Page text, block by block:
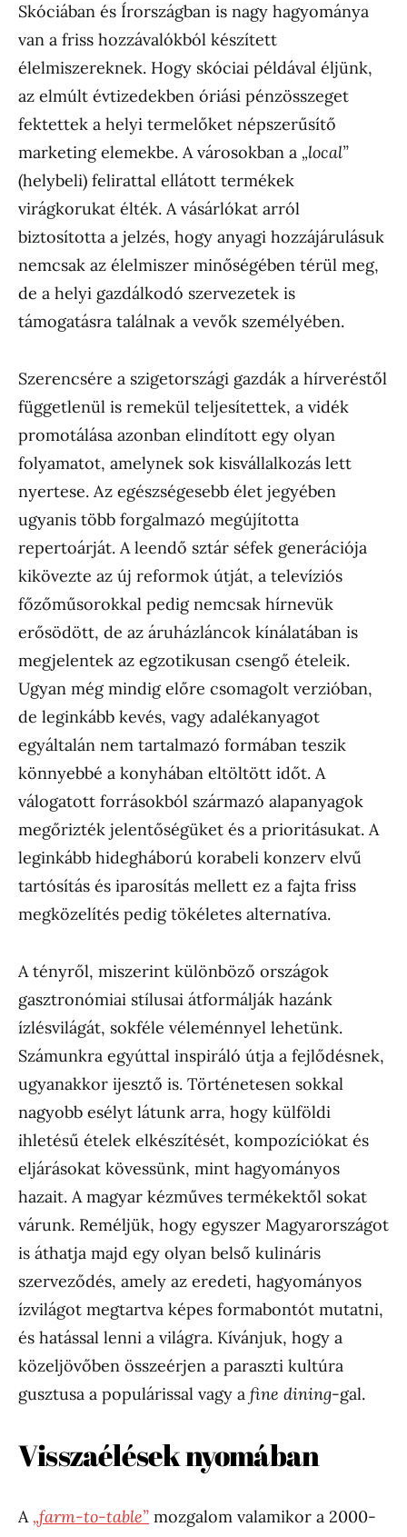
Skóciában és Írországban is nagy hagyománya
van a friss hozzávalókból készített
élelmiszereknek. Hogy skóciai példával éljünk,
az elmúlt évtizedekben óriási pénzösszeget
fektettek a helyi termelőket népszerűsítő
marketing elemekbe. A városokban a „local”
(helybeli) felirattal ellátott termékek
virágkorukat élték. A vásárlókat arról
biztosította a jelzés, hogy anyagi hozzájárulásuk
nemcsak az élelmiszer minőségében térül meg,
de a helyi gazdálkodó szervezetek is
támogatásra találnak a vevők személyében.
Szerencsére a szigetországi gazdák a hírveréstől
függetlenül is remekül teljesítettek, a vidék
promotálása azonban elindított egy olyan
folyamatot, amelynek sok kisvállalkozás lett
nyertese. Az egészségesebb élet jegyében
ugyanis több forgalmazó megújította
repertoárját. A leendő sztár séfek generációja
kikövezte az új reformok útját, a televíziós
főzőműsorokkal pedig nemcsak hírnevük
erősödött, de az áruházláncok kínálatában is
megjelentek az egzotikusan csengő ételeik.
Ugyan még mindig előre csomagolt verzióban,
de leginkább kevés, vagy adalékanyagot
egyáltalán nem tartalmazó formában teszik
könnyebbé a konyhában eltöltött időt. A
válogatott forrásokból származó alapanyagok
megőrizték jelentőségüket és a prioritásukat. A
leginkább hidegháború korabeli konzerv elvű
tartósítás és iparosítás mellett ez a fajta friss
megközelítés pedig tökéletes alternatíva.
A tényről, miszerint különböző országok
gasztronómiai stílusai átformálják hazánk
ízlésvilágát, sokféle véleménnyel lehetünk.
Számunkra egyúttal inspiráló útja a fejlődésnek,
ugyanakkor ijesztő is. Történetesen sokkal
nagyobb esélyt látunk arra, hogy külföldi
ihletésű ételek elkészítését, kompozíciókat és
eljárásokat kövessünk, mint hagyományos
hazait. A magyar kézműves termékektől sokat
várunk. Reméljük, hogy egyszer Magyarországot
is áthatja majd egy olyan belső kulináris
szerveződés, amely az eredeti, hagyományos
ízvilágot megtartva képes formabontót mutatni,
és hatással lenni a világra. Kívánjuk, hogy a
közeljövőben összeérjen a paraszti kultúra
gusztusa a populárissal vagy a fine dining-gal.
Visszaélések nyomában
A „farm-to-table” mozgalom valamikor a 2000-